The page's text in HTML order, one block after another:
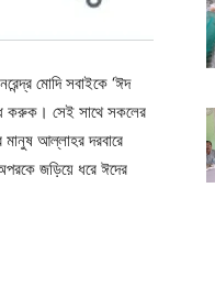
মোদি সবাইকে ‘ঈদ
করুক। সেই সাথে সকলের
আল্লাহর দরবারে
জড়িয়ে ধরে ঈদের